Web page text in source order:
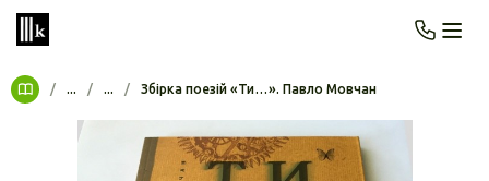
/ ... / ... / Збірка поезій «Ти…». Павло Мовчан